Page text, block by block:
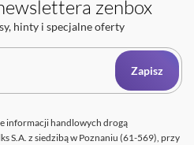
zenbox
hinty i specjalne oferty
Zapisz
informacji handlowych drogą
S.A. z siedzibą w Poznaniu (61-569), przy